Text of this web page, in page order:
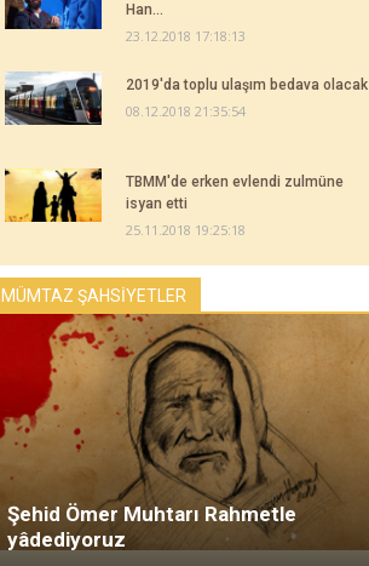
Han...
23.12.2018 17:18:13
2019'da toplu ulaşım bedava olacak
08.12.2018 21:35:54
TBMM'de erken evlendi zulmüne
isyan etti
25.11.2018 19:25:18
MÜMTAZ ŞAHSİYETLER
Şehid Ömer Muhtarı Rahmetle
yâdediyoruz